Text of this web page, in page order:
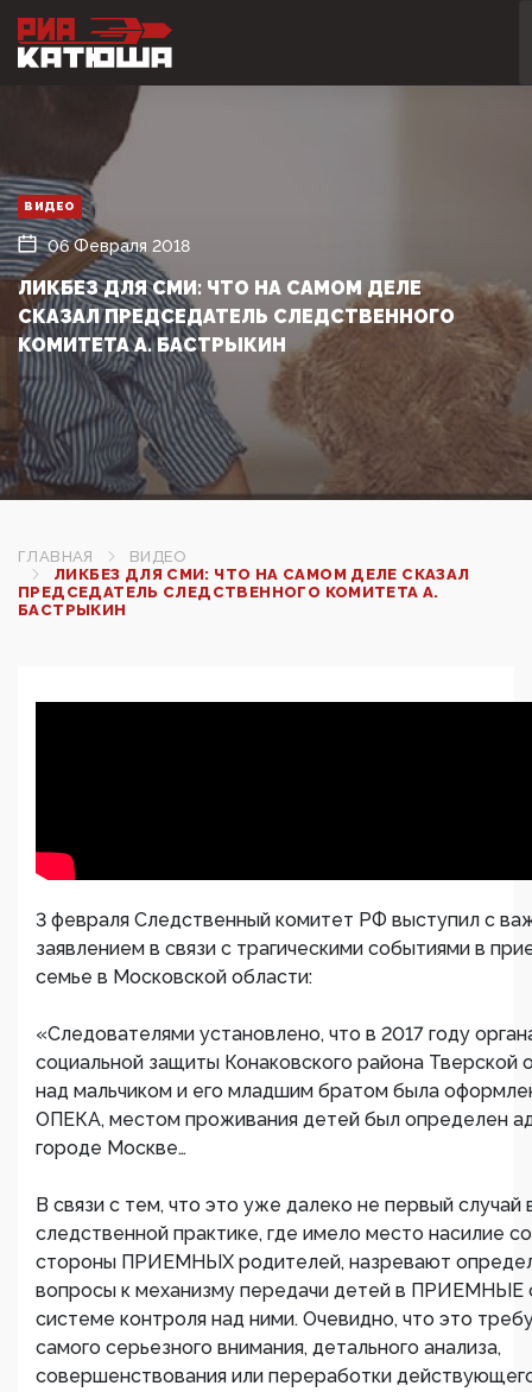
ВИДЕО
06 Февраля 2018
ЛИКБЕЗ ДЛЯ СМИ: ЧТО НА САМОМ ДЕЛЕ
СКАЗАЛ ПРЕДСЕДАТЕЛЬ СЛЕДСТВЕННОГО
КОМИТЕТА А. БАСТРЫКИН
ГЛАВНАЯ
ВИДЕО
ЛИКБЕЗ ДЛЯ СМИ: ЧТО НА САМОМ ДЕЛЕ СКАЗАЛ
ПРЕДСЕДАТЕЛЬ СЛЕДСТВЕННОГО КОМИТЕТА А.
БАСТРЫКИН
3 февраля Следственный комитет РФ выступил с
заявлением в связи с трагическими событиями в
семье в Московской области:
«Следователями установлено, что в 2017 году
социальной защиты Конаковского района Тверской
над мальчиком и его младшим братом была
ОПЕКА, местом проживания детей был определен
городе Москве…
В связи с тем, что это уже далеко не первый случай
следственной практике, где имело место насилие со
стороны ПРИЕМНЫХ родителей, назревают
вопросы к механизму передачи детей в ПРИЕМНЫЕ
системе контроля над ними. Очевидно, что это
самого серьезного внимания, детального анализа,
совершенствования или переработки